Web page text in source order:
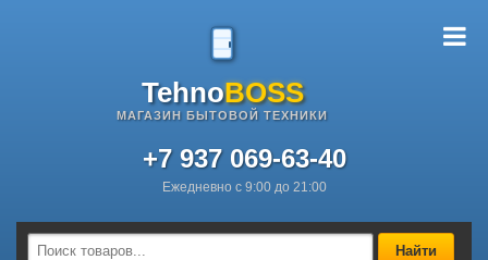
TehnoBOSS
МАГАЗИН БЫТОВОЙ ТЕХНИКИ
+7 937 069-63-40
Ежедневно с 9:00 до 21:00
Найти